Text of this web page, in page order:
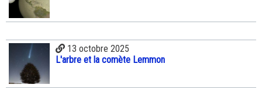
13 octobre 2025
L'arbre et la comète Lemmon